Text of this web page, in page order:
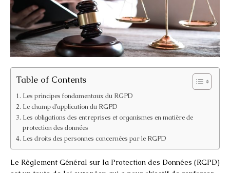
Table of Contents
Les principes fondamentaux du RGPD
Le champ d’application du RGPD
Les obligations des entreprises et organismes en matière de
protection des données
Les droits des personnes concernées par le RGPD
Le Règlement Général sur la Protection des Données (RGPD)